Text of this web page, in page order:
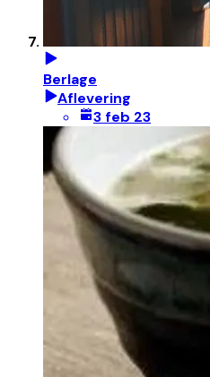
Berlage
Aflevering
3 feb 23